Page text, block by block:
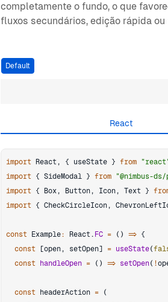
completamente o fundo, o que
fluxos secundários, edição rápida
Default
React
import React, { useState } from
import { SideModal } from "@nimbus-
import { Box, Button, Icon, Text }
import { CheckCircleIcon,
const Example: React. FC = ( ) => {
const
[open, setOpen] = useState(
const
handleOpen = ( ) => setOpen( !
const headerAction =
(